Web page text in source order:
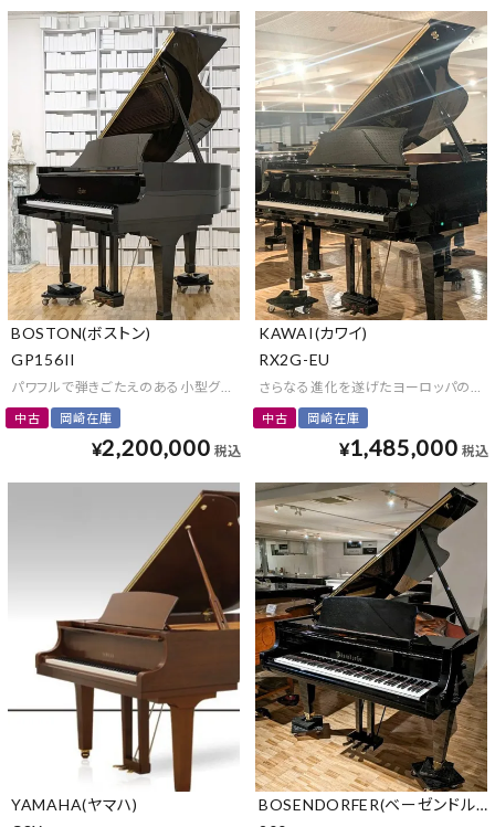
BOSTON(ボストン)
GP156II
パワフルで弾きごたえのある小型グランドピアノ
中古 岡崎在庫
¥2,200,000 税込
KAWAI(カワイ)
RX2G-EU
さらなる進化を遂げたヨーロッパの伝
中古 岡崎在庫
¥1,485,000 税込
YAMAHA(ヤマハ)
BOSENDORFER(ベーゼンドルフ